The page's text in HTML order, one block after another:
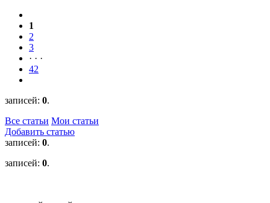
1
2
3
· · ·
42
записей: 0.
Все статьи Мои статьи
Добавить статью
записей: 0.
записей: 0.